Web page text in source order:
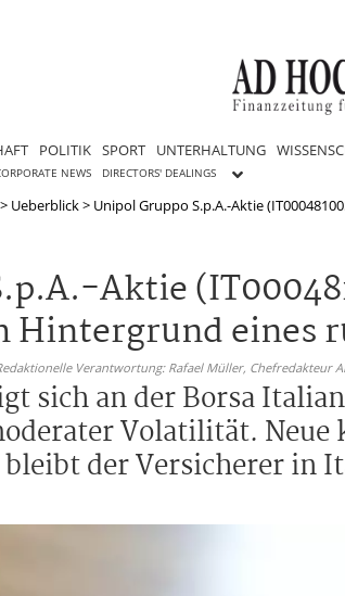
POLITIK SPORT UNTERHALTUNG
NEWS DIRECTORS' DEALINGS
> Ueberblick> Unipol Gruppo S.p.A.-Aktie
Aktie
Hintergrund eines
Verantwortung: Rafael Müller, Chefredakteur
sich an der Borsa
Volatilität.
der Versicherer in